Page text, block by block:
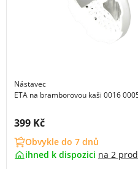
Nástavec
ETA na bramborovou kaši 0016
Cena s DPH:
399 Kč
Obvykle do 7 dnů
ihned k dispozici na 2